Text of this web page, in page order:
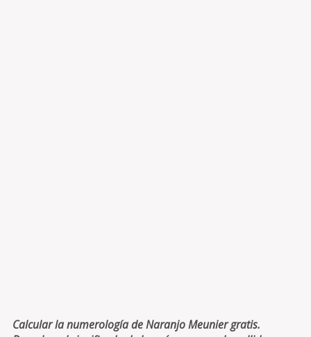
Calcular la numerología de Naranjo Meunier gratis.